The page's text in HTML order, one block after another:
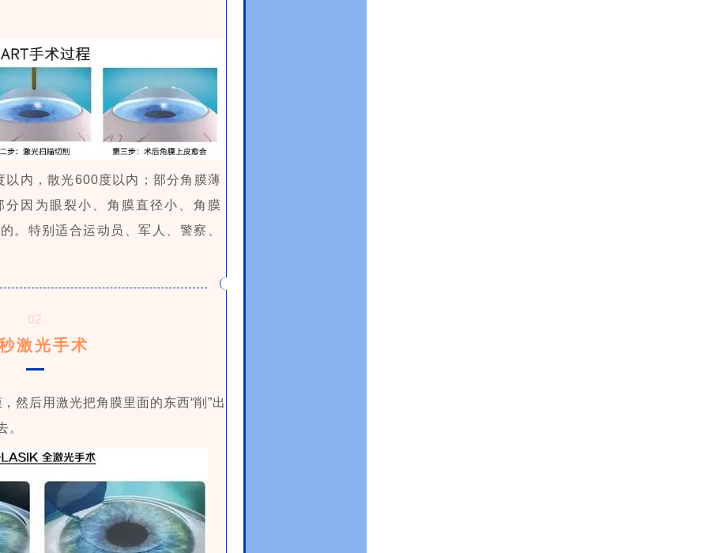
以内，散光600度以内；部分角膜薄
因为眼裂小、角膜直径小、角膜
。特别适合运动员、军人、警察、
02
激光手术
然后用激光把角膜里面的东西“削”出
。